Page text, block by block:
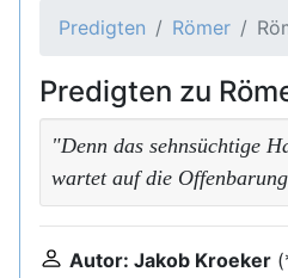
Predigten Römer
Predigten zu
"Denn das sehnsüchtige
wartet auf die
Autor: Jakob Kroeker